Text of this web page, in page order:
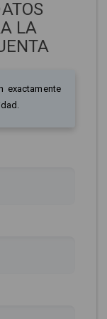
LA
exactamente